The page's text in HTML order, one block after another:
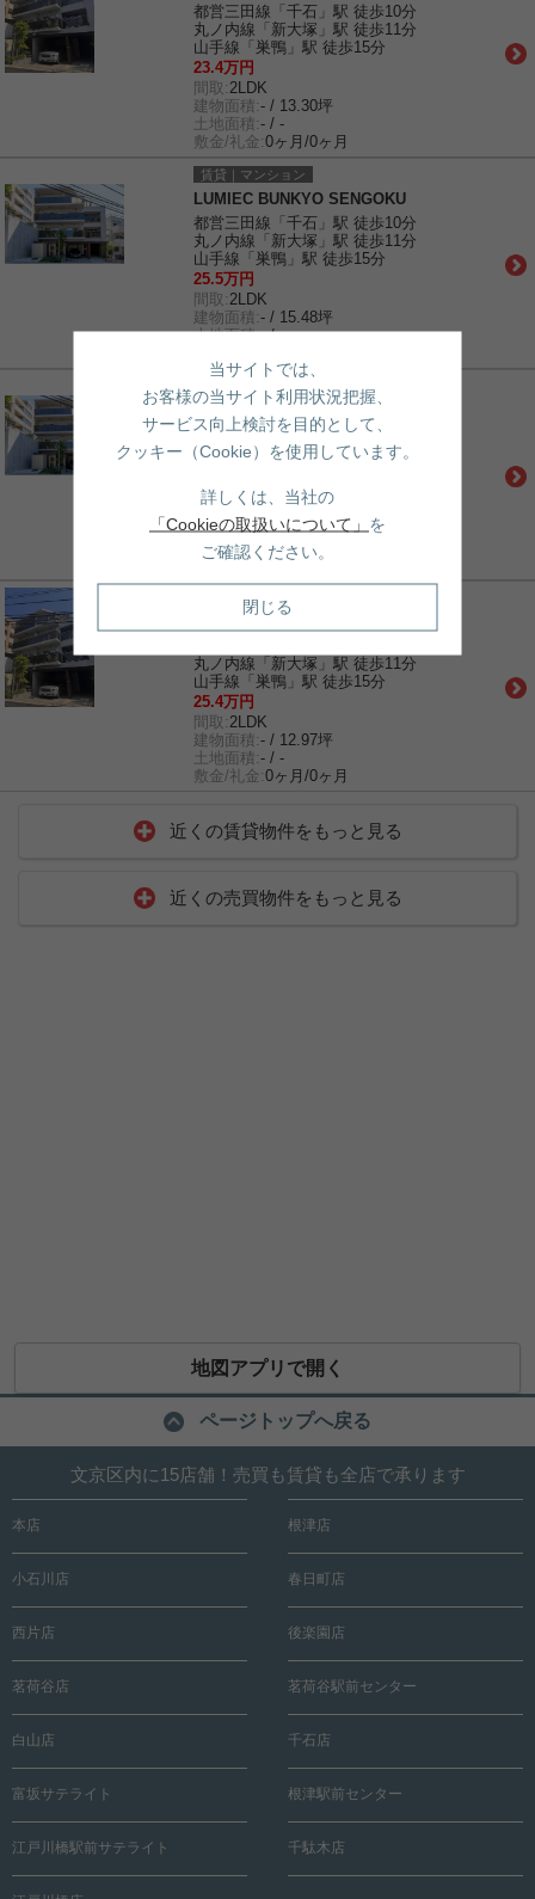
都営三田線「千石」駅 徒歩10分
丸ノ内線「新大塚」駅 徒歩11分
山手線「巣鴨」駅 徒歩15分
23.4万円
間取: 2LDK
建物面積:- / 13.30坪
土地面積:- / -
敷金/礼金:0ヶ月/0ヶ月
賃貸｜マンション
LUMIEC BUNKYO SENGOKU
都営三田線「千石」駅 徒歩10分
丸ノ内線「新大塚」駅 徒歩11分
山手線「巣鴨」駅 徒歩15分
25.5万円
間取: 2LDK
建物面積:- / 15.48坪
土地面積:- / -
賃貸｜マンション
LUMIEC BUNKYO SENGOKU
都営三田線「千石」駅 徒歩10分
丸ノ内線「新大塚」駅 徒歩11分
25.4万円
間取: 2LDK
建物面積:- / 15.48坪
土地面積:- / -
敷金/礼金: 0ヶ月/0ヶ月
賃貸｜マンション
丸ノ内線「新大塚」駅 徒歩11分
山手線「巣鴨」駅 徒歩15分
25.4万円
間取: 2LDK
建物面積:- / 12.97坪
土地面積:- / -
敷金/礼金:0ヶ月/0ヶ月
近くの賃貸物件をもっと見る
近くの売買物件をもっと見る
地図アプリで開く
ページトップへ戻る
文京区内に15店舗！売買も賃貸も全店で承ります
本店 根津店
小石川店 春日町店
西片店 後楽園店
茗荷谷店 茗荷谷駅前センター
白山店 千石店
富坂サテライト 根津駅前センター
江戸川橋駅前サテライト 千駄木店
当サイトでは、
お客様の当サイト利用状況把握、
サービス向上検討を目的として、
クッキー（Cookie）を使用しています。
詳しくは、当社の
「Cookieの取扱いについて」 を
ご確認ください。
閉じる